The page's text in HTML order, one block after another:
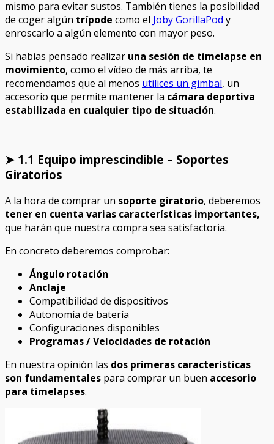
mismo para evitar sustos. También tienes la posibilidad
de coger algún trípode como el Joby GorillaPod y
enroscarlo a algún elemento con mayor peso.
Si habías pensado realizar una sesión de timelapse en
movimiento, como el vídeo de más arriba, te
recomendamos que al menos utilices un gimbal, un
accesorio que permite mantener la cámara deportiva
estabilizada en cualquier tipo de situación.
➤ 1.1 Equipo imprescindible – Soportes
Giratorios
A la hora de comprar un soporte giratorio, deberemos
tener en cuenta varias características importantes,
que harán que nuestra compra sea satisfactoria.
En concreto deberemos comprobar:
Ángulo rotación
Anclaje
Compatibilidad de dispositivos
Autonomía de batería
Configuraciones disponibles
Programas / Velocidades de rotación
En nuestra opinión las dos primeras características
son fundamentales para comprar un buen accesorio
para timelapses.